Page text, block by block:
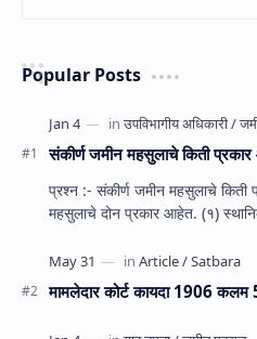
Popular Posts
संकीर्ण जमीन महसुलाचे किती
प्रश्‍न :- संकीर्ण जमीन महसुलाचे किती प्रकार आहेत?
महसुलाचे दोन
मामलेदार कोर्ट कायदा 1906 कलम